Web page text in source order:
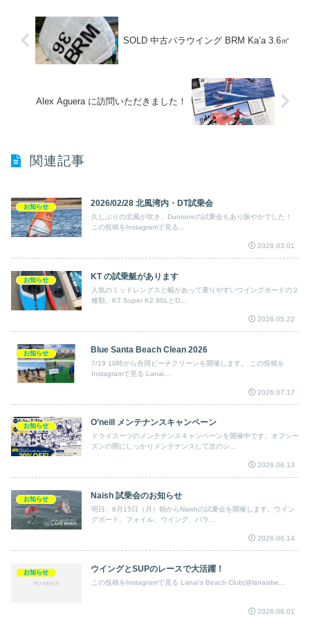
SOLD 中古パラウイング BRM Ka’a 3.6㎡
Alex Aguera に訪問いただきました！
関連記事
お知らせ 2026/02/28 北風湾内・DT試乗会
久しぶりの北風が吹き、Duotoneの試乗会もあり賑やかでした！
この投稿をInstagramで見る...
2026.03.01
お知らせ KT の試乗艇があります
人気のミッドレングスと幅があって乗りやすいウイングボードの２
種類。KT Super K2 90LとD...
2026.05.22
お知らせ Blue Santa Beach Clean 2026
7/19 10時から合同ビーチクリーンを開催します。 この投稿を
Instagramで見る Lanai...
2026.07.17
お知らせ O’neill メンテナンスキャンペーン
ドライスーツのメンテナンスキャンペーンを開催中です。オフシー
ズンの間にしっかりメンテナンスして次のシ...
2026.06.13
お知らせ Naish 試乗会のお知らせ
明日、6月15日（月）朝からNaishの試乗会を開催します。ウイン
グボード、フォイル、ウイング、パラ...
2026.06.14
お知らせ ウイングとSUPのレースで大活躍！
この投稿をInstagramで見る Lanai's Beach Club(@lanaisbe...
2026.06.01